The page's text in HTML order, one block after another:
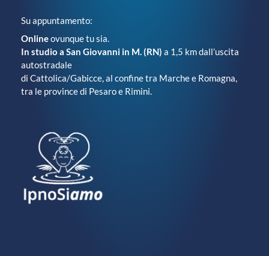
Su appuntamento:
Onlineovunque tu sia.
In studio a San Giovanni in M. (RN) a 1,5 km dall’uscita
autostradale
di Cattolica/Gabicce, al confine tra Marche e Romagna,
tra le province di Pesaro e Rimini.